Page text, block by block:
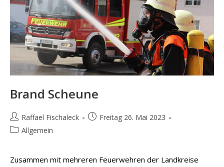
Brand Scheune
Beitrags-
Autor:
Raffael Fischaleck
BeitragFreitag 26. Mai 2023
Beitrags-
Allgemein
Zusammen mit mehreren Feuerwehren der Landkreise